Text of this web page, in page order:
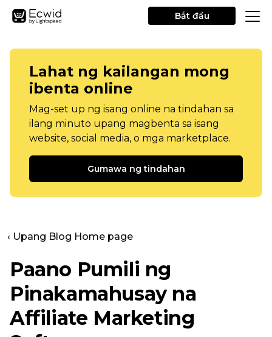
Bắt đầu
Lahat ng kailangan mong
ibenta online
Mag-set up ng isang online na tindahan sa
ilang minuto upang magbenta sa isang
website, social media, o mga marketplace.
Gumawa ng tindahan
‹ Upang Blog Home page
Paano Pumili ng
Pinakamahusay na
Affiliate Marketing